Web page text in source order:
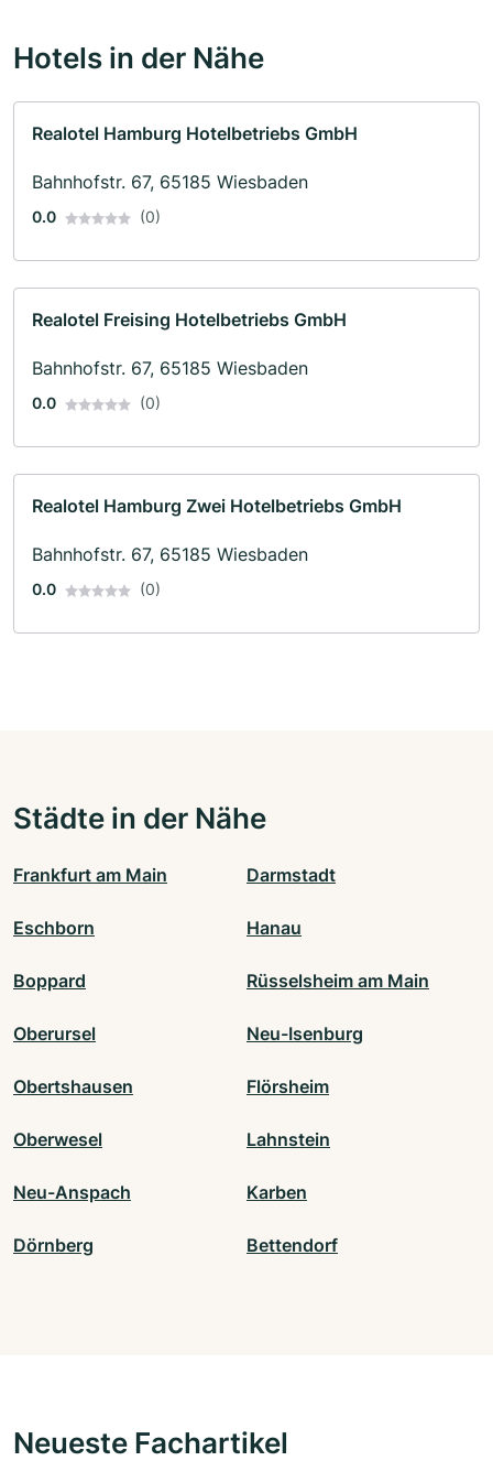
Hotels in der Nähe
Realotel Hamburg Hotelbetriebs GmbH
Bahnhofstr. 67, 65185 Wiesbaden
0.0 (0)
Realotel Freising Hotelbetriebs GmbH
Bahnhofstr. 67, 65185 Wiesbaden
0.0 (0)
Realotel Hamburg Zwei Hotelbetriebs GmbH
Bahnhofstr. 67, 65185 Wiesbaden
0.0 (0)
Städte in der Nähe
Frankfurt am Main Darmstadt
Eschborn Hanau
Boppard Rüsselsheim am Main
Oberursel Neu-Isenburg
Obertshausen Flörsheim
Oberwesel Lahnstein
Neu-Anspach Karben
Dörnberg Bettendorf
Neueste Fachartikel